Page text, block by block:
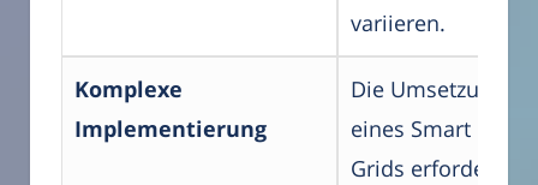
variieren.
Komplexe
Implementierung
Die Umsetzung
eines Smart
Grids erfordert